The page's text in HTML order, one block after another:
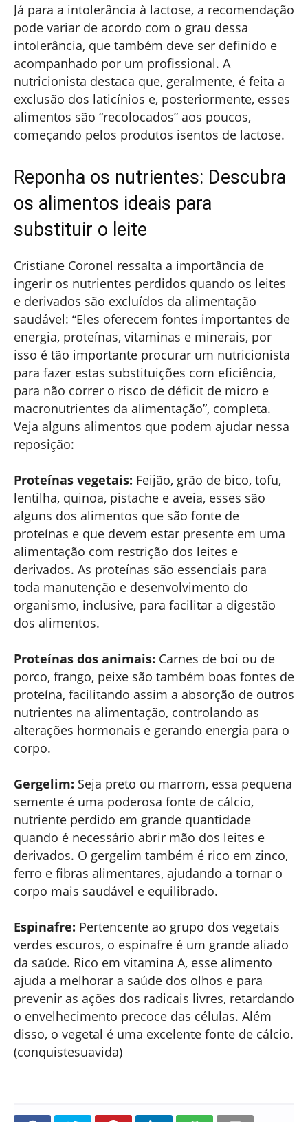
Já para a intolerância à lactose, a recomendação
pode variar de acordo com o grau dessa
intolerância, que também deve ser definido e
acompanhado por um profissional. A
nutricionista destaca que, geralmente, é feita a
exclusão dos laticínios e, posteriormente, esses
alimentos são “recolocados” aos poucos,
começando pelos produtos isentos de lactose.
Reponha os nutrientes: Descubra
os alimentos ideais para
substituir o leite
Cristiane Coronel ressalta a importância de
ingerir os nutrientes perdidos quando os leites
e derivados são excluídos da alimentação
saudável: “Eles oferecem fontes importantes de
energia, proteínas, vitaminas e minerais, por
isso é tão importante procurar um nutricionista
para fazer estas substituições com eficiência,
para não correr o risco de déficit de micro e
macronutrientes da alimentação”, completa.
Veja alguns alimentos que podem ajudar nessa
reposição:
Proteínas vegetais: Feijão, grão de bico, tofu,
lentilha, quinoa, pistache e aveia, esses são
alguns dos alimentos que são fonte de
proteínas e que devem estar presente em uma
alimentação com restrição dos leites e
derivados. As proteínas são essenciais para
toda manutenção e desenvolvimento do
organismo, inclusive, para facilitar a digestão
dos alimentos.
Proteínas dos animais: Carnes de boi ou de
porco, frango, peixe são também boas fontes de
proteína, facilitando assim a absorção de outros
nutrientes na alimentação, controlando as
alterações hormonais e gerando energia para o
corpo.
Gergelim: Seja preto ou marrom, essa pequena
semente é uma poderosa fonte de cálcio,
nutriente perdido em grande quantidade
quando é necessário abrir mão dos leites e
derivados. O gergelim também é rico em zinco,
ferro e fibras alimentares, ajudando a tornar o
corpo mais saudável e equilibrado.
Espinafre: Pertencente ao grupo dos vegetais
verdes escuros, o espinafre é um grande aliado
da saúde. Rico em vitamina A, esse alimento
ajuda a melhorar a saúde dos olhos e para
prevenir as ações dos radicais livres, retardando
o envelhecimento precoce das células. Além
disso, o vegetal é uma excelente fonte de cálcio.
(conquistesuavida)